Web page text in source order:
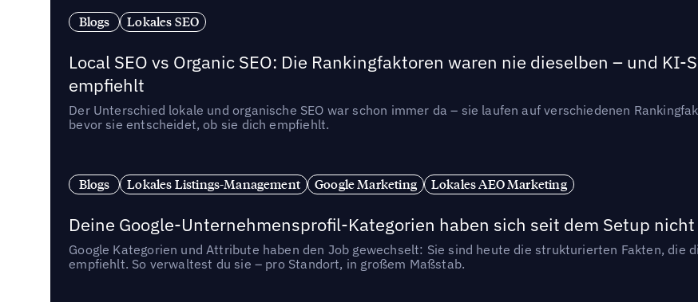
Blogs Lokales SEO
Local SEO vs Organic SEO: Die Rankingfaktoren waren nie dieselben – und
empfiehlt
Der Unterschied lokale und organische SEO war schon immer da – sie laufen auf verschiedenen
bevor sie entscheidet, ob sie dich empfiehlt.
Blogs Lokales Listings-Management Google Marketing Lokales AEO Marketing
Deine Google-Unternehmensprofil-Kategorien haben sich seit dem Setup
Google Kategorien und Attribute haben den Job gewechselt: Sie sind heute die strukturierten Fakten, die
empfiehlt. So verwaltest du sie – pro Standort, in großem Maßstab.